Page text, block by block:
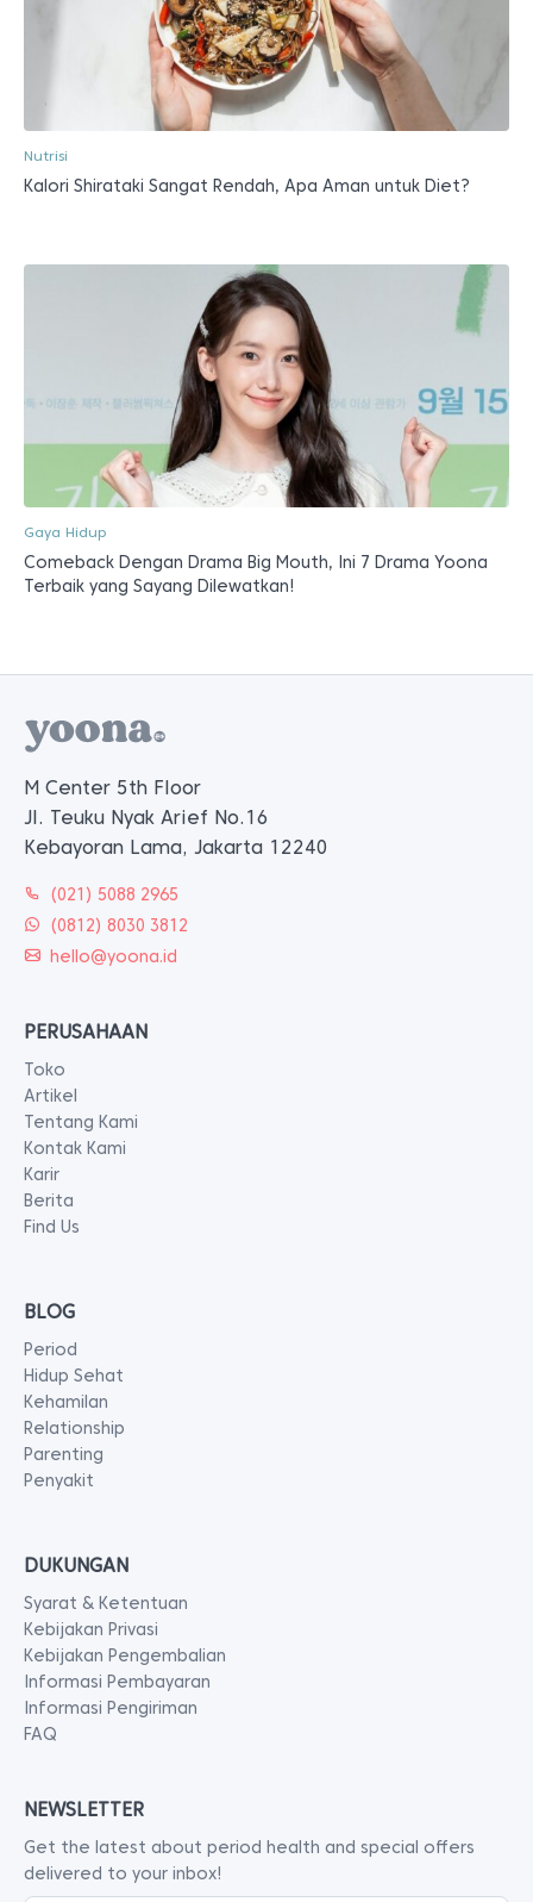
Nutrisi
Kalori Shirataki Sangat Rendah, Apa Aman untuk Diet?
Gaya Hidup
Comeback Dengan Drama Big Mouth, Ini 7 Drama Yoona
Terbaik yang Sayang Dilewatkan!
M Center 5th Floor
Jl. Teuku Nyak Arief No.16
Kebayoran Lama, Jakarta 12240
(021) 5088 2965
(0812) 8030 3812
hello@yoona.id
PERUSAHAAN
Toko
Artikel
Tentang Kami
Kontak Kami
Karir
Berita
Find Us
BLOG
Period
Hidup Sehat
Kehamilan
Relationship
Parenting
Penyakit
DUKUNGAN
Syarat & Ketentuan
Kebijakan Privasi
Kebijakan Pengembalian
Informasi Pembayaran
Informasi Pengiriman
FAQ
NEWSLETTER
Get the latest about period health and special offers
delivered to your inbox!